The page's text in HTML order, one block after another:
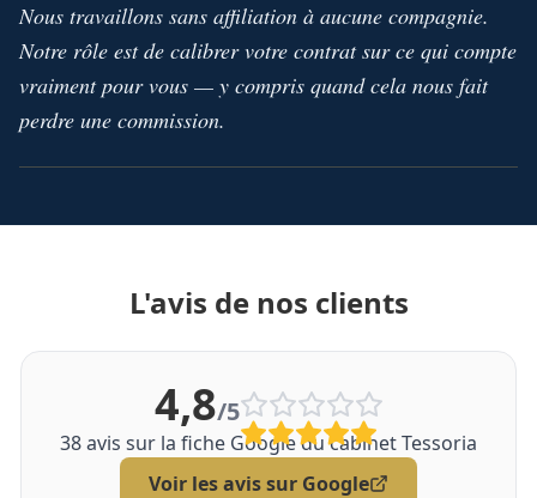
Nous travaillons sans affiliation à aucune compagnie.
Notre rôle est de calibrer votre contrat sur ce qui compte
vraiment pour vous — y compris quand cela nous fait
perdre une commission.
L'avis de nos clients
4,8/5
38avis sur la fiche Google du cabinet Tessoria
Voir les avis sur Google